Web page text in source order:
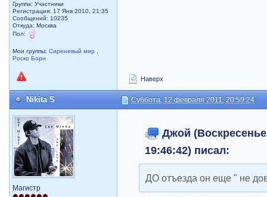
Группа: Участники
Регистрация: 17 Янв 2010, 21:35
Сообщений: 10235
Откуда: Москва
Пол:
Мои группы:Сиреневый мир
Роско Борн
Наверх
Nikita S Суббота, 12 февраля 2011, 20:59:24
Магистр
Джой
19:46:42) писал:
ДО отъезда он еще " не